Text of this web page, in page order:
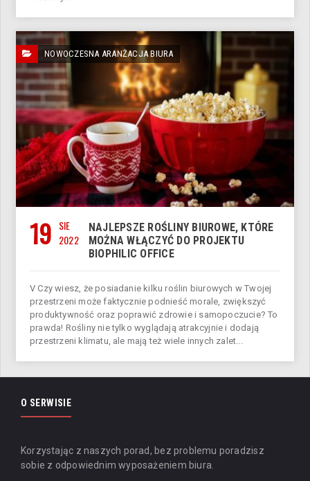
NOWOCZESNA ARANŻACJA BIURA
19 SIE
2022
NAJLEPSZE ROŚLINY BIUROWE, KTÓRE
MOŻNA WŁĄCZYĆ DO PROJEKTU
BIOPHILIC OFFICE
V Czy wiesz, że posiadanie kilku roślin biurowych w Twojej
przestrzeni może faktycznie podnieść morale, zwiększyć
produktywność oraz poprawić zdrowie i samopoczucie? To
prawda! Rośliny nie tylko wyglądają atrakcyjnie i dodają
przestrzeni klimatu, ale mają też wiele innych zalet...
O SERWISIE
Korzystając z naszych porad, bez problemu poradzisz
sobie z odpowiednim wyposażeniem biura.